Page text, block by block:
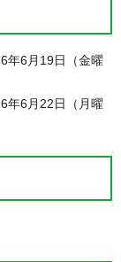
年6月19日（金曜
年6月22日（月曜